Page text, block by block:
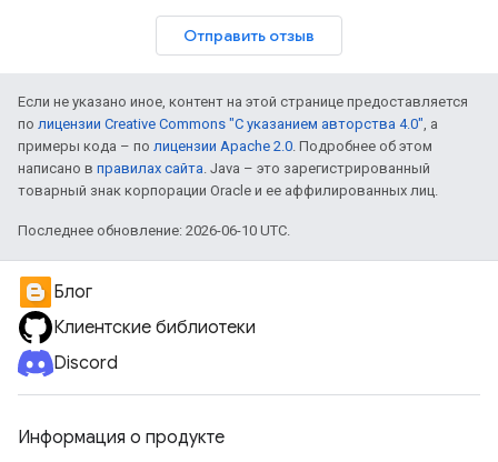
Отправить отзыв
Если не указано иное, контент на этой странице предоставляется
по лицензии Creative Commons "С указанием авторства 4.0", а
примеры кода – по лицензии Apache 2.0. Подробнее об этом
написано в правилах сайта. Java – это зарегистрированный
товарный знак корпорации Oracle и ее аффилированных лиц.
Последнее обновление: 2026-06-10 UTC.
Блог
Клиентские библиотеки
Discord
Информация о продукте